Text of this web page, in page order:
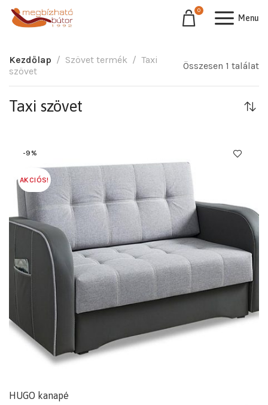
0
Menu
Kezdőlap Szövet termék
Taxi
szövet
Összesen 1 találat
Taxi szövet
-9%
AKCIÓS!
HUGO kanapé